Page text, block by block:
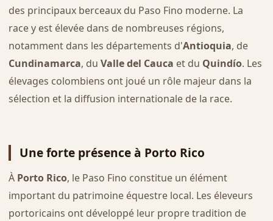
des principaux berceaux du Paso Fino moderne. La
race y est élevée dans de nombreuses régions,
notamment dans les départements d'Antioquia, de
Cundinamarca, du Valle del Cauca et du Quindío. Les
élevages colombiens ont joué un rôle majeur dans la
sélection et la diffusion internationale de la race.
Une forte présence à Porto Rico
À Porto Rico, le Paso Fino constitue un élément
important du patrimoine équestre local. Les éleveurs
portoricains ont développé leur propre tradition de